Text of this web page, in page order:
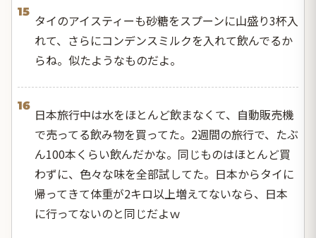
15
タイのアイスティーも砂糖をスプーンに山盛り3杯入
れて、さらにコンデンスミルクを入れて飲んでるか
らね。似たようなものだよ。
16
日本旅行中は水をほとんど飲まなくて、自動販売機
で売ってる飲み物を買ってた。2週間の旅行で、たぶ
ん100本くらい飲んだかな。同じものはほとんど買
わずに、色々な味を全部試してた。日本からタイに
帰ってきて体重が2キロ以上増えてないなら、日本
に行ってないのと同じだよｗ